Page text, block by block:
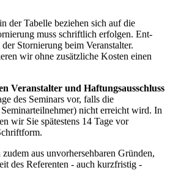
der Tabelle beziehen sich auf die
muss schriftlich erfolgen. Ent­
Stornierung beim Veranstalter.
wir ohne zusätzliche Kosten einen
Veranstalter und Haftungsausschluss
des Seminars vor, falls die
nicht erreicht wird. In
wir Sie spätestens 14 Tage vor
aus unvorhersehbaren Gründen,
des Referenten - auch kurz­fristig -